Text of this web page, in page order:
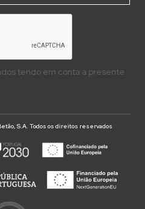
tendo em conta a presente
S.A. Todos os direitos reservados